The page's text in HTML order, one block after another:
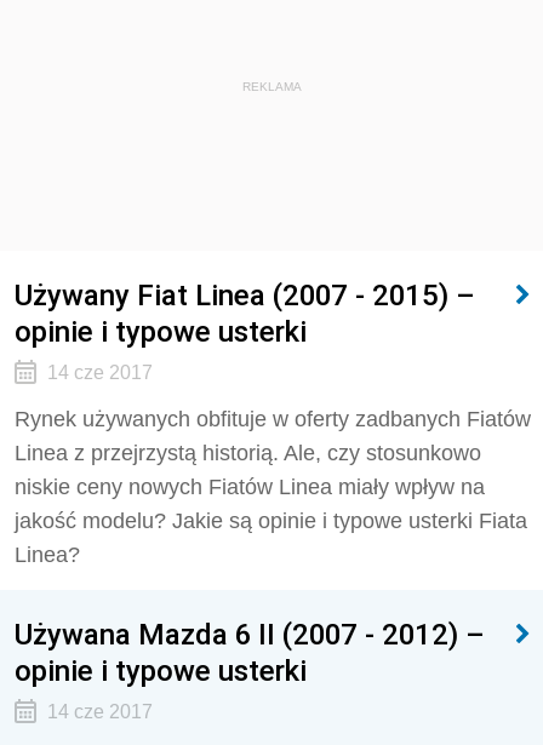
REKLAMA
Używany Fiat Linea (2007 - 2015) –
opinie i typowe usterki
14 cze 2017
Rynek używanych obfituje w oferty zadbanych Fiatów
Linea z przejrzystą historią. Ale, czy stosunkowo
niskie ceny nowych Fiatów Linea miały wpływ na
jakość modelu? Jakie są opinie i typowe usterki Fiata
Linea?
Używana Mazda 6 II (2007 - 2012) –
opinie i typowe usterki
14 cze 2017